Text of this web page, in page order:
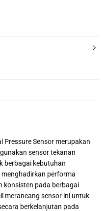
Pressure Sensor merupakan
sensor tekanan
berbagai kebutuhan
performa
konsisten pada berbagai
merancang sensor ini untuk
berkelanjutan pada